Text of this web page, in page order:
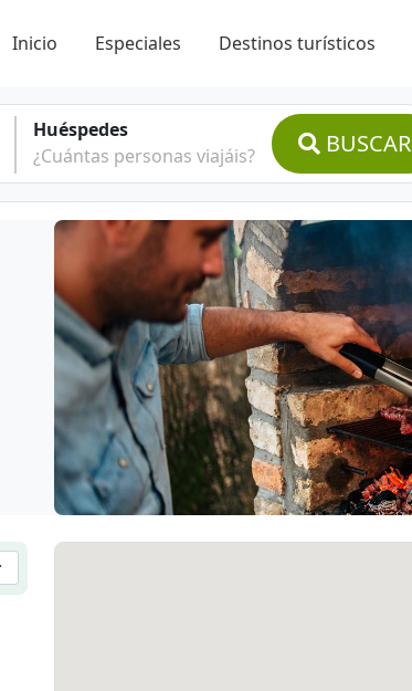
Inicio Especiales Destinos turísticos
Huéspedes
¿Cuántas personas viajáis?
BUSCAR